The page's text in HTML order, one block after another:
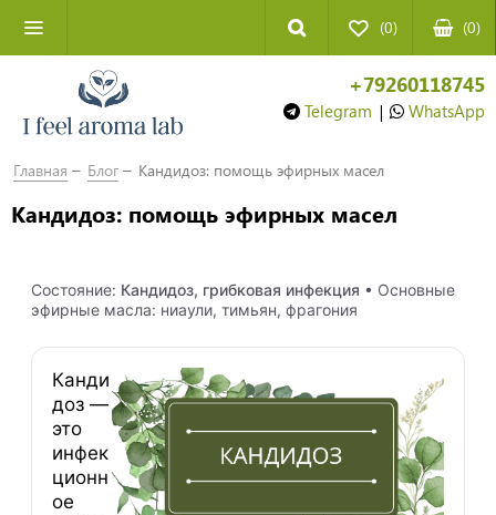
(0) (0)
+79260118745
Telegram | WhatsApp
Главная Блог Кандидоз: помощь эфирных масел
Кандидоз: помощь эфирных масел
Состояние: Кандидоз, грибковая инфекция • Основные
эфирные масла: ниаули, тимьян, фрагония
Канди
доз —
это
инфек
ционн
ое